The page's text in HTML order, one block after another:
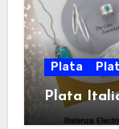
Plata
Plata